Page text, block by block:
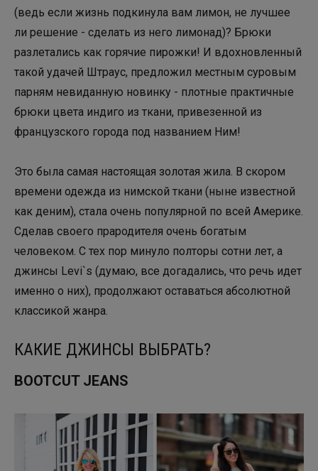
(ведь если жизнь подкинула вам лимон, не лучшее
ли решение - сделать из него лимонад)? Брюки
разлетались как горячие пирожки! И вдохновленный
такой удачей Штраус, предложил местным суровым
парням невиданную новинку - плотные практичные
брюки цвета индиго из ткани, привезенной из
французского города под названием Ним!
Это была самая настоящая золотая жила. В скором
времени одежда из нимской ткани (ныне известной
как деним), стала очень популярной по всей Америке.
Сделав своего прародителя очень богатым
человеком. С тех пор минуло полторы сотни лет, а
джинсы Levi`s (думаю, все догадались, что речь идет
именно о них), продолжают оставаться абсолютной
классикой жанра.
КАКИЕ ДЖИНСЫ ВЫБРАТЬ?
BOOTCUT JEANS